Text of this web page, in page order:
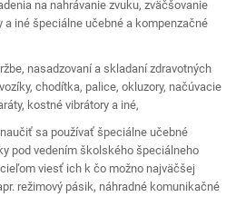
na nahrávanie zvuku, zväčšovanie
iné špeciálne učebné a kompenzačné
nasadzovaní a skladaní zdravotných
chodítka, palice, okluzory, načúvacie
kostné vibrátory a iné,
sa používať špeciálne učebné
pod vedením školského špeciálneho
viesť ich k čo možno najväčšej
režimový pásik, náhradné komunikačné